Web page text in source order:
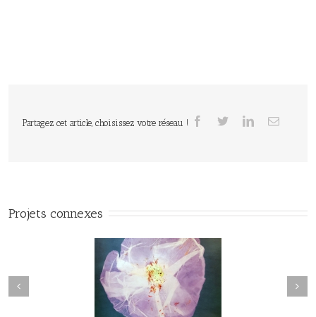
Partagez cet article, choisissez votre réseau !
Projets connexes
Herbier#031